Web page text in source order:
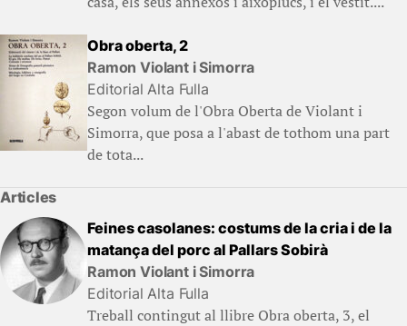
Obra oberta, 2
Ramon Violant i Simorra
Editorial Alta Fulla
Segon volum de l'Obra Oberta de Violant i
Simorra, que posa a l'abast de tothom una part
de tota...
Articles
Feines casolanes: costums de la cria i de la
matança del porc al Pallars Sobirà
Ramon Violant i Simorra
Editorial Alta Fulla
Treball contingut al llibre Obra oberta, 3, el